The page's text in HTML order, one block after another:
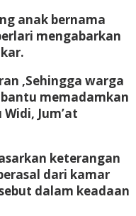
anak bernama
mengabarkan
,Sehingga warga
memadamkan
Jum’at
keterangan
dari kamar
dalam keadaan